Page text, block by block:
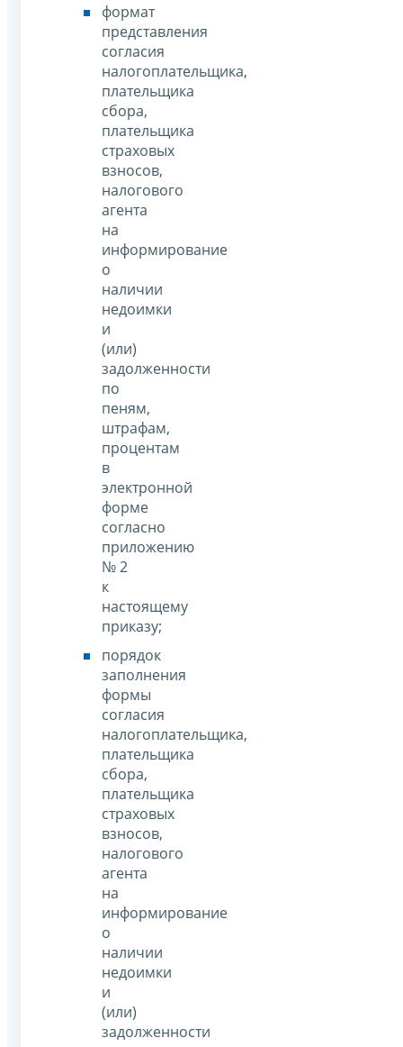
формат
представления
согласия
налогоплательщика,
плательщика
сбора,
плательщика
страховых
взносов,
налогового
агента
на
информирование
о
наличии
недоимки
и
(или)
задолженности
по
пеням,
штрафам,
процентам
в
электронной
форме
согласно
приложению
№ 2
к
настоящему
приказу;
порядок
заполнения
формы
согласия
налогоплательщика,
плательщика
сбора,
плательщика
страховых
взносов,
налогового
агента
на
информирование
о
наличии
недоимки
и
(или)
задолженности